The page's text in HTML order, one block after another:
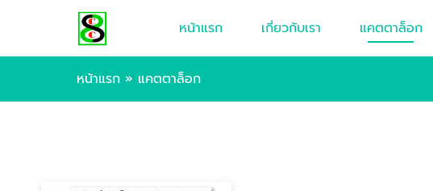
หน้าแรก เกี่ยวกับเรา แคตตาล็อก
หน้าแรก » แคตตาล็อก